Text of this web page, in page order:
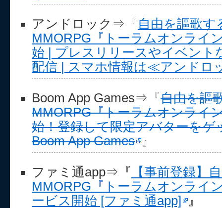
アンドロック⇒『 自由を謳歌す
MMORPG『トーラムオンライ
始 | プレスリリースやイベント
配信 | スマホ情報は≪アンドロ
Boom App Games⇒『自由を謳
MMORPG『トーラムオンライ
始！登録して限定アバターをゲ
Boom App Games
』
ファミ通app⇒『
【事前登録】
MMORPG『トーラムオンライ
ービス開始 [ファミ通app]
』